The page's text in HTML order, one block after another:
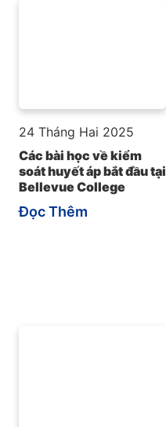
24 Tháng Hai 2025
Các bài học về kiểm
soát huyết áp bắt đầu tại
Bellevue College
Đọc Thêm